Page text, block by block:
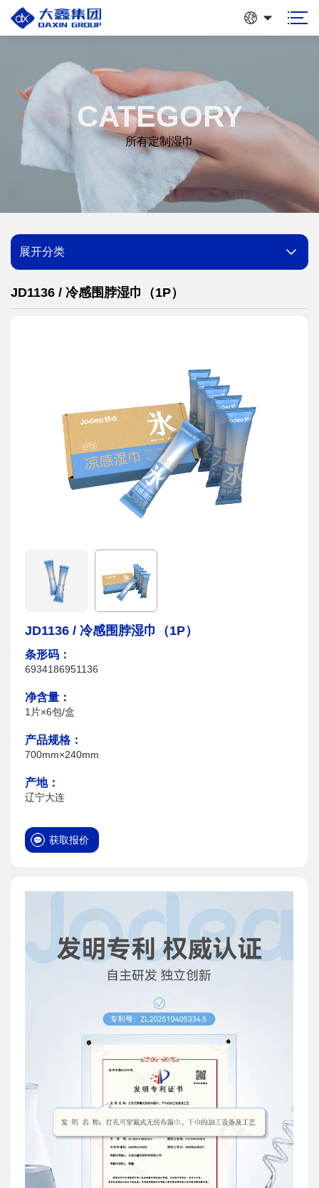
CATEGORY
所有定制湿巾
展开分类
JD1136 / 冷感围脖湿巾（1P）
JD1136 / 冷感围脖湿巾（1P）
条形码：
6934186951136
净含量：
1片×6包/盒
产品规格：
700mm×240mm
产地：
辽宁大连
获取报价